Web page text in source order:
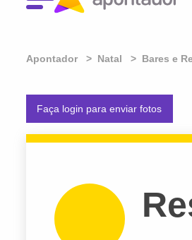
Apontador Natal Bares e
Faça login para enviar fotos